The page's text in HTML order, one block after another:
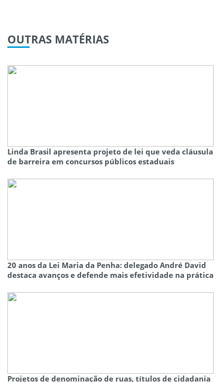
OUTRAS MATÉRIAS
Linda Brasil apresenta projeto de lei que veda cláusula
de barreira em concursos públicos estaduais
20 anos da Lei Maria da Penha: delegado André David
destaca avanços e defende mais efetividade na prática
Projetos de denominação de ruas, títulos de cidadania